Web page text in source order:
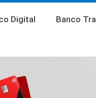
Digital Banco